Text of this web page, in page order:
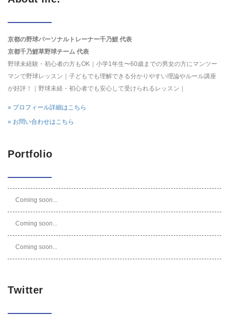
京都の野球パーソナルトレーナー千乃鯉 代表
京都千乃鯉草野球チーム 代表
野球未経験・初心者の方もOK｜小学1年生〜60歳までの男女の方にマンツー
マンで野球レッスン｜子どもでも理解できる分かりやすい理論やルール講座
が好評！｜野球未経・初心者でも安心して受けられるレッスン｜
» プロフィール詳細はこちら
» お問い合わせはこちら
Portfolio
Coming soon...
Coming soon...
Coming soon...
Twitter